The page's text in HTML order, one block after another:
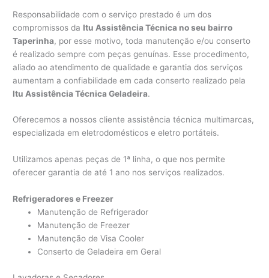
Responsabilidade com o serviço prestado é um dos
compromissos da Itu Assistência Técnica no seu bairro
Taperinha, por esse motivo, toda manutenção e/ou conserto
é realizado sempre com peças genuínas. Esse procedimento,
aliado ao atendimento de qualidade e garantia dos serviços
aumentam a confiabilidade em cada conserto realizado pela
Itu Assistência Técnica Geladeira.
Oferecemos a nossos cliente assistência técnica multimarcas,
especializada em eletrodomésticos e eletro portáteis.
Utilizamos apenas peças de 1ª linha, o que nos permite
oferecer garantia de até 1 ano nos serviços realizados.
Refrigeradores e Freezer
Manutenção de Refrigerador
Manutenção de Freezer
Manutenção de Visa Cooler
Conserto de Geladeira em Geral